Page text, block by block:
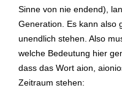
Sinne von nie endend),
Generation. Es kann also
unendlich stehen. Also
welche Bedeutung hier
dass das Wort aion,
Zeitraum stehen: